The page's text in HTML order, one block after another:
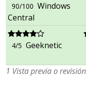
90/100 Windows
Central
4/5 Geeknetic
1 Vista previa o